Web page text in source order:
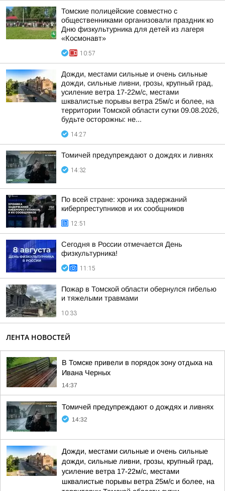
Томские полицейские совместно с
общественниками организовали праздник ко
Дню физкультурника для детей из лагеря
«Космонавт»
10:57
Дожди, местами сильные и очень сильные
дожди, сильные ливни, грозы, крупный град,
усиление ветра 17-22м/с, местами
шквалистые порывы ветра 25м/с и более, на
территории Томской области сутки 09.08.2026,
будьте осторожны: не...
14:27
Томичей предупреждают о дождях и ливнях
14:32
По всей стране: хроника задержаний
киберпреступников и их сообщников
12:51
Сегодня в России отмечается День
физкультурника!
11:15
Пожар в Томской области обернулся гибелью
и тяжелыми травмами
10:33
ЛЕНТА НОВОСТЕЙ
В Томске привели в порядок зону отдыха на
Ивана Черных
14:37
Томичей предупреждают о дождях и ливнях
14:32
Дожди, местами сильные и очень сильные
дожди, сильные ливни, грозы, крупный град,
усиление ветра 17-22м/с, местами
шквалистые порывы ветра 25м/с и более, на